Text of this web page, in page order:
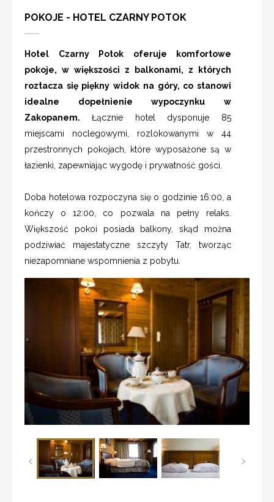
POKOJE - HOTEL CZARNY POTOK
Hotel Czarny Potok oferuje komfortowe
pokoje, w większości z balkonami, z których
roztacza się piękny widok na góry, co stanowi
idealne dopełnienie wypoczynku w
Zakopanem. Łącznie hotel dysponuje 85
miejscami noclegowymi, rozlokowanymi w 44
przestronnych pokojach, które wyposażone są w
łazienki, zapewniając wygodę i prywatność gości.
Doba hotelowa rozpoczyna się o godzinie 16:00, a
kończy o 12:00, co pozwala na pełny relaks.
Większość pokoi posiada balkony, skąd można
podziwiać majestatyczne szczyty Tatr, tworząc
niezapomniane wspomnienia z pobytu.